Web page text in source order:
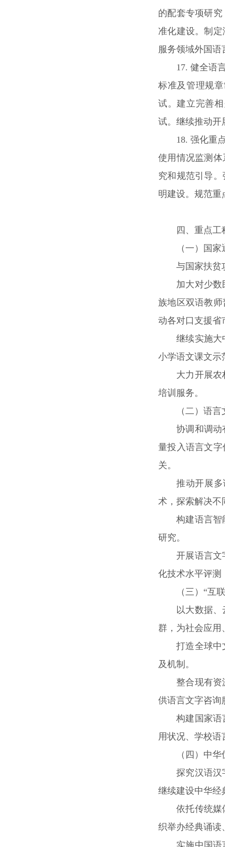
的配套专项研
准化建设。制
服务领域外国
17. 健全语
标准及管理规
试。建立完善
试。继续推动开
18. 强化重
使用情况监测
究和规范引导
明建设。规范重
四、重点工
（一）国
与国家扶贫
加大对少
族地区双语教
动各对口支援省
继续实施大
小学语文课文示
大力开展
培训服务。
（二）语
协调和调动
量投入语言文
关。
推动开展
术，探索解决不
构建语言智
研究。
开展语言文
化技术水平评测
（三）“互
以大数据
群，为社会应用
打造全球中
及机制。
整合现有资
供语言文字咨询
构建国家语
用状况、学校
（四）中
探究汉语汉
继续建设中华经
依托传统媒
织举办经典诵读
实施中国